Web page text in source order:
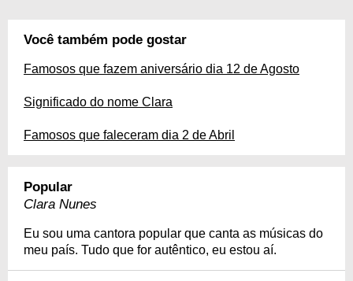
Você também pode gostar
Famosos que fazem aniversário dia 12 de Agosto
Significado do nome Clara
Famosos que faleceram dia 2 de Abril
Popular
Clara Nunes
Eu sou uma cantora popular que canta as músicas do
meu país. Tudo que for autêntico, eu estou aí.